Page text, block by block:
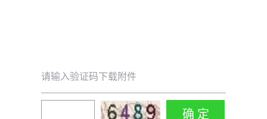
请输入验证码下载附件